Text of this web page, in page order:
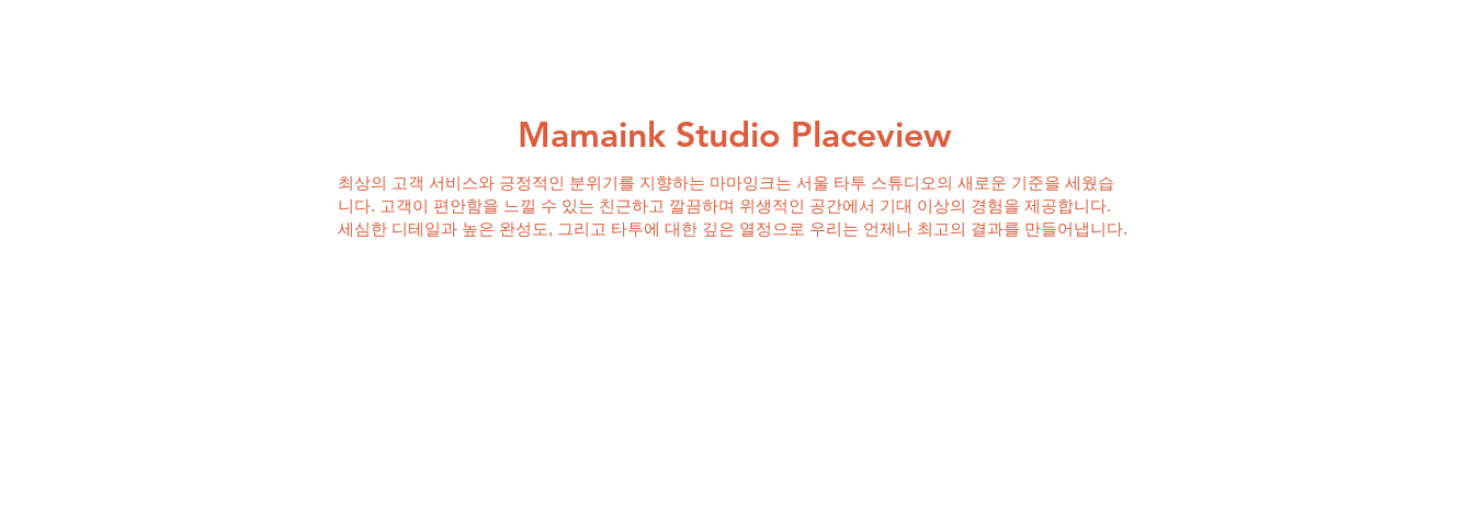
Mamaink Studio Placeview
최상의 고객 서비스와 긍정적인 분위기를 지향하는 마마잉크는 서울 타투 스튜디오의 새로운 기준을 세웠습
니다. 고객이 편안함을 느낄 수 있는 친근하고 깔끔하며 위생적인 공간에서 기대 이상의 경험을 제공합니다.
세심한 디테일과 높은 완성도, 그리고 타투에 대한 깊은 열정으로 우리는 언제나 최고의 결과를 만들어냅니다.